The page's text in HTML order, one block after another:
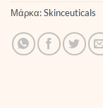
Μάρκα:Skinceuticals